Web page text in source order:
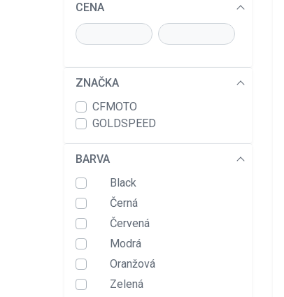
CENA
ZNAČKA
CFMOTO
GOLDSPEED
BARVA
Black
Černá
Červená
Modrá
Oranžová
Zelená